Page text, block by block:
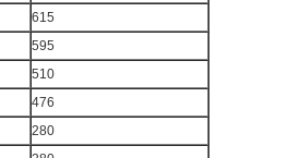
615
595
510
476
280